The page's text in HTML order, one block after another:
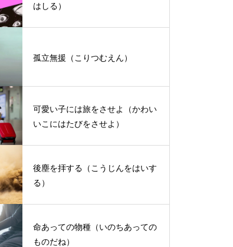
はしる）
孤立無援（こりつむえん）
可愛い子には旅をさせよ（かわい
いこにはたびをさせよ）
後塵を拝する（こうじんをはいす
る）
命あっての物種（いのちあっての
ものだね）